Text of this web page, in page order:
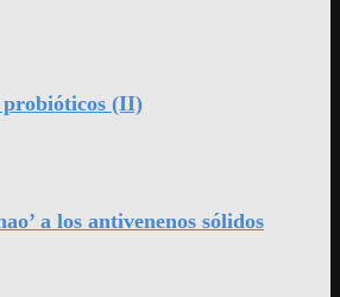
(II)
a los antivenenos sólidos